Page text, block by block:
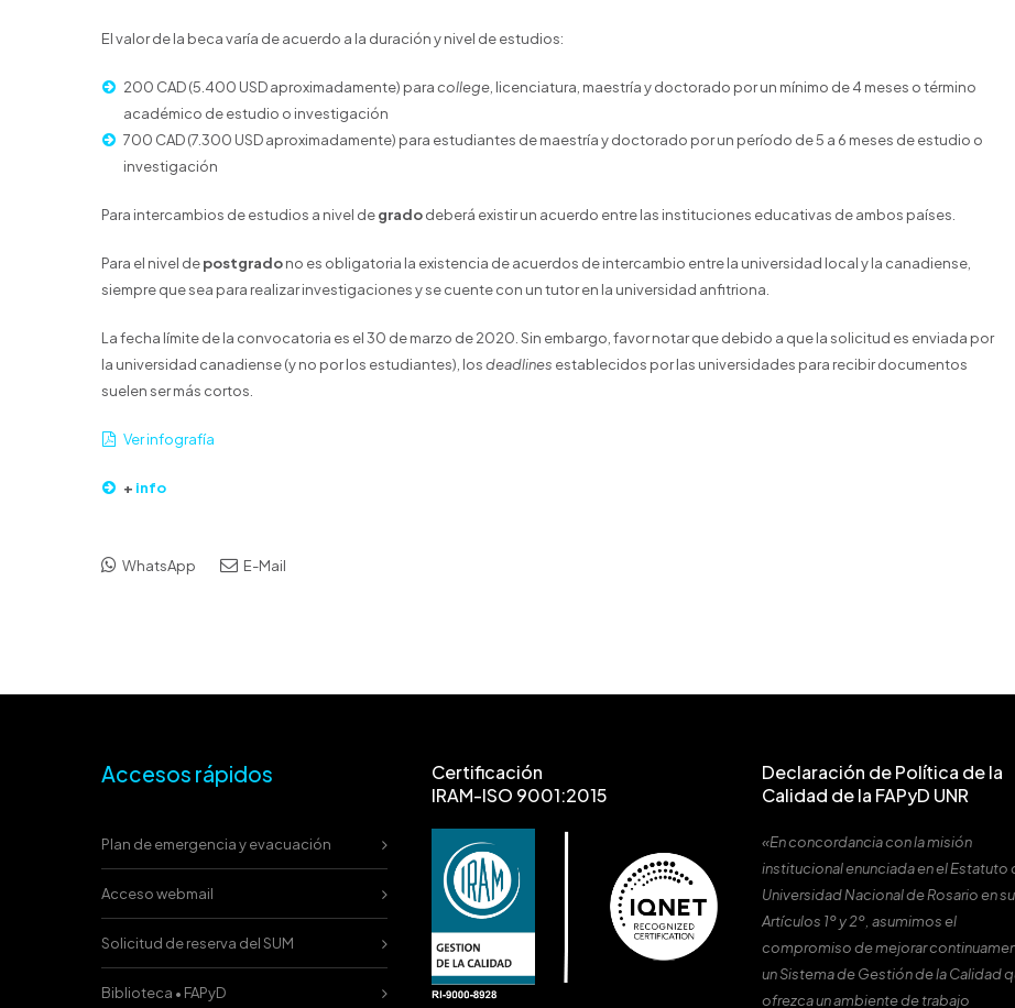
El valor de la beca varía de acuerdo a la duración y nivel de estudios:
200 CAD (5.400 USD aproximadamente) paracollege , licenciatura, maestría y doctorado por un mínimo de 4 meses o término
académico de estudio o investigación
700 CAD (7.300 USD aproximadamente) para estudiantes de maestría y doctorado por un período de 5 a 6 meses de estudio o
investigación
Para intercambios de estudios a nivel degradodeberá existir un acuerdo entre las instituciones educativas de ambos países.
Para el nivel depostgradono es obligatoria la existencia de acuerdos de intercambio entre la universidad local y la canadiense,
siempre que sea para realizar investigaciones y se cuente con un tutor en la universidad anfitriona.
La fecha límite de la convocatoria es el 30 de marzo de 2020. Sin embargo, favor notar que debido a que la solicitud es enviada por
la universidad canadiense (y no por los estudiantes), losdeadlines establecidos por las universidades para recibir documentos
suelen ser más cortos.
Ver infografía
+ info
WhatsApp E-Mail
Accesos rápidos
Plan de emergencia y evacuación
Acceso webmail
Solicitud de reserva del SUM
Biblioteca • FAPyD
Certificación
IRAM-ISO 9001:2015
Declaración de Política de la
Calidad de la FAPyD UNR
«En concordancia con la misión
institucional enunciada en el Estatuto
Universidad Nacional de Rosario en
Artículos 1º y 2º, asumimos el
compromiso de mejorar
un Sistema de Gestión de la Calidad
ofrezca un ambiente de trabajo